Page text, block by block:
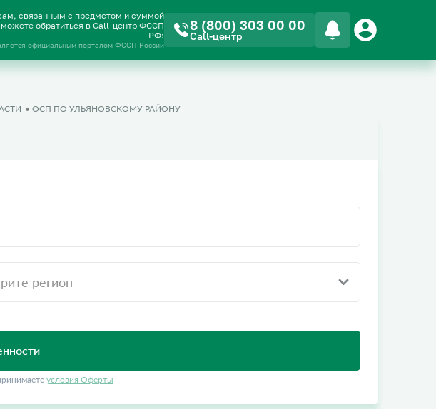
связанным с предметом и суммой
обратиться в Call-центр ФССП
РФ:
официальным порталом ФССП России
8 (800) 303 00 00
Call-центр
ОСП ПО УЛЬЯНОВСКОМУ РАЙОНУ
условия Оферты